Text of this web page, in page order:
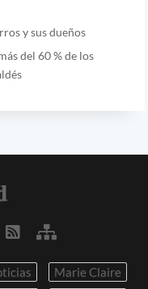
y sus dueños
del 60 % de los
Marie Claire